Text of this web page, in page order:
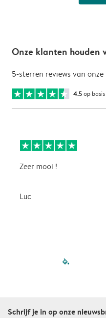
Onze klanten houden
5-sterren reviews van
4.5op
Zeer mooi !
Luc
filled-
Schrijf je in op onze